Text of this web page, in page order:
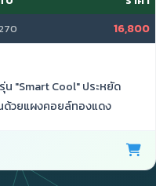
16,800
"Smart Cool" ประหยัด
ด้วยแผงคอยล์ทองแดง